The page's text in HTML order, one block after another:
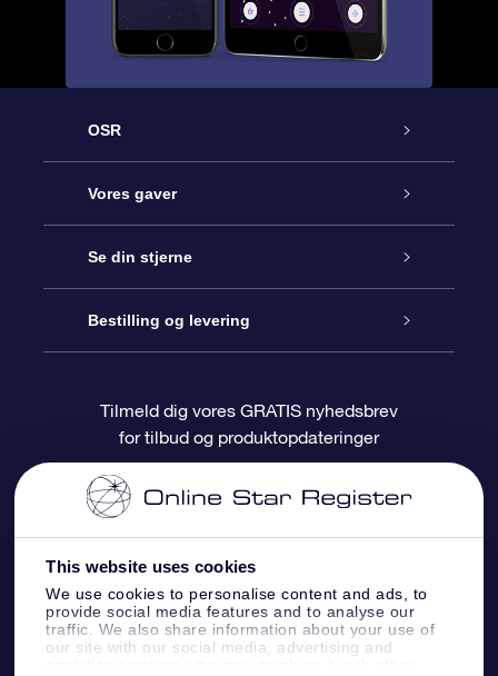
This website uses cookies
We use cookies to personalise content and ads, to
provide social media features and to analyse our
traffic. We also share information about your use of
our site with our social media, advertising and
OSR
Kundeservice
Kontakt os
Bloggen
Anmeldelser
Vores gaver
Online Stjernegave
OSR Gavepakke
OSR Gavekortet
Firmagaver
Se din stjerne
Star Register
Personliggjort Stjerneside
One Million Stars
OSR Stjerne-pauseskærm
Flyv mig ud til stjernerne VR-App
Bestilling og levering
Betalingsinformation
Forsendelsesoplysninger
Returpolitik
Konstellationer
Tilmeld dig vores GRATIS nyhedsbrev
for tilbud og produktopdateringer